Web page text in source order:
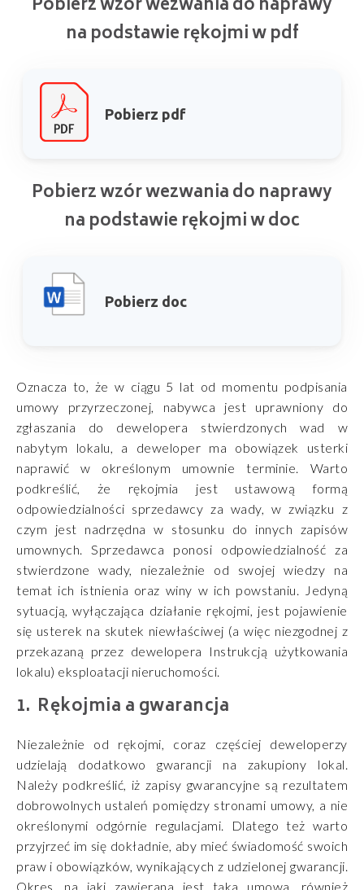
Pobierz wzór wezwania do naprawy
na podstawie rękojmi w pdf
Pobierz pdf
Pobierz wzór wezwania do naprawy
na podstawie rękojmi w doc
Pobierz doc
Oznacza to, że w ciągu 5 lat od momentu podpisania
umowy przyrzeczonej, nabywca jest uprawniony do
zgłaszania do dewelopera stwierdzonych wad w
nabytym lokalu, a deweloper ma obowiązek usterki
naprawić w określonym umownie terminie. Warto
podkreślić, że rękojmia jest ustawową formą
odpowiedzialności sprzedawcy za wady, w związku z
czym jest nadrzędna w stosunku do innych zapisów
umownych. Sprzedawca ponosi odpowiedzialność za
stwierdzone wady, niezależnie od swojej wiedzy na
temat ich istnienia oraz winy w ich powstaniu. Jedyną
sytuacją, wyłączająca działanie rękojmi, jest pojawienie
się usterek na skutek niewłaściwej (a więc niezgodnej z
przekazaną przez dewelopera Instrukcją użytkowania
lokalu) eksploatacji nieruchomości.
Rękojmia a gwarancja
Niezależnie od rękojmi, coraz częściej deweloperzy
udzielają dodatkowo gwarancji na zakupiony lokal.
Należy podkreślić, iż zapisy gwarancyjne są rezultatem
dobrowolnych ustaleń pomiędzy stronami umowy, a nie
określonymi odgórnie regulacjami. Dlatego też warto
przyjrzeć im się dokładnie, aby mieć świadomość swoich
praw i obowiązków, wynikających z udzielonej gwarancji.
Okres, na jaki zawierana jest taka umowa, również